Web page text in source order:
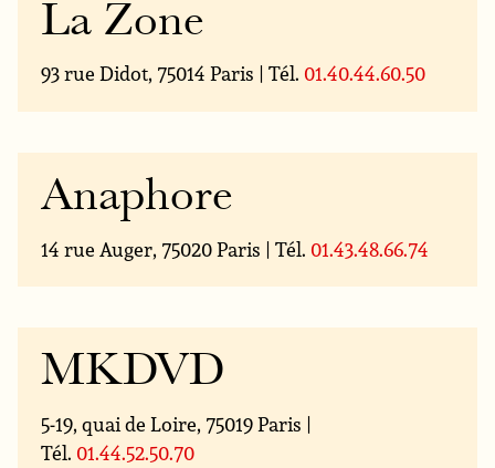
La Zone
93 rue Didot, 75014 Paris | Tél. 01.40.44.60.50
Anaphore
14 rue Auger, 75020 Paris | Tél. 01.43.48.66.74
MKDVD
5-19, quai de Loire, 75019 Paris |
Tél. 01.44.52.50.70